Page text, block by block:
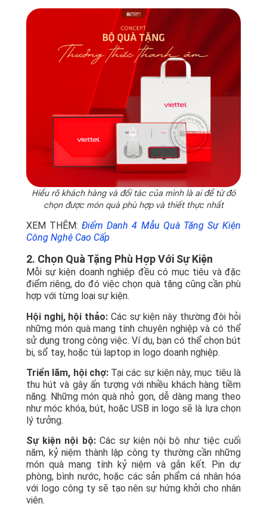
Hiểu rõ khách hàng và đối tác của mình là ai để từ đó
chọn được món quà phù hợp và thiết thực nhất
XEM THÊM:Điểm Danh 4 Mẫu Quà Tặng Sự Kiện
Công Nghệ Cao Cấp
2. Chọn Quà Tặng Phù Hợp Với Sự Kiện
Mỗi sự kiện doanh nghiệp đều có mục tiêu và đặc
điểm riêng, do đó việc chọn quà tặng cũng cần phù
hợp với từng loại sự kiện.
Hội nghị, hội thảo: Các sự kiện này thường đòi hỏi
những món quà mang tính chuyên nghiệp và có thể
sử dụng trong công việc. Ví dụ, bạn có thể chọn bút
bi, sổ tay, hoặc túi laptop in logo doanh nghiệp.
Triển lãm, hội chợ:Tại các sự kiện này, mục tiêu là
thu hút và gây ấn tượng với nhiều khách hàng tiềm
năng. Những món quà nhỏ gọn, dễ dàng mang theo
như móc khóa, bút, hoặc USB in logo sẽ là lựa chọn
lý tưởng.
Sự kiện nội bộ:Các sự kiện nội bộ như tiệc cuối
năm, kỷ niệm thành lập công ty thường cần những
món quà mang tính kỷ niệm và gắn kết. Pin dự
phòng, bình nước, hoặc các sản phẩm cá nhân hóa
với logo công ty sẽ tạo nên sự hứng khởi cho nhân
viên.